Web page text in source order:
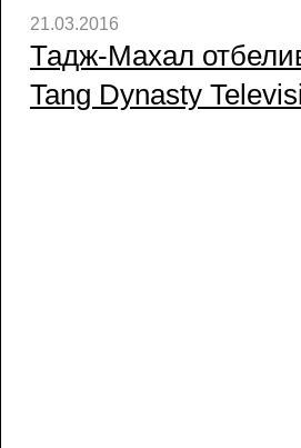
21.03.2016
Тадж-Махал
Tang Dynasty